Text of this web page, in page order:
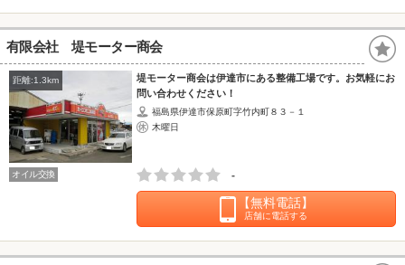
有限会社 堤モーター商会
距離:1.3km
堤モーター商会は伊達市にある整備工場です。お気軽にお
問い合わせください！
福島県伊達市保原町字竹内町８３－１
木曜日
オイル交換 -
【無料電話】
店舗に電話する